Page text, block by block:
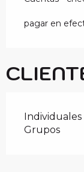
pagar en
Individuales
Grupos